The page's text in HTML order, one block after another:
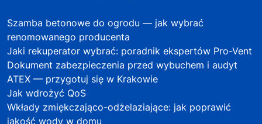
Szamba betonowe do ogrodu — jak wybrać
renomowanego producenta
Jaki rekuperator wybrać: poradnik ekspertów Pro-Vent
Dokument zabezpieczenia przed wybuchem i audyt
ATEX — przygotuj się w Krakowie
Jak wdrożyć QoS
Wkłady zmiękczająco-odżelaziające: jak poprawić
jakość wody w domu